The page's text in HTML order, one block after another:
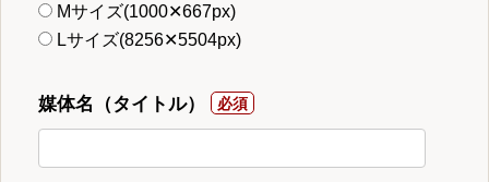
Mサイズ(1000✕667px)
Lサイズ(8256✕5504px)
媒体名（タイトル）